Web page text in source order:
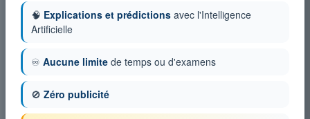
🧠 Explications et prédictions avec l'Intelligence
Artificielle
♾️ Aucune limite de temps ou d'examens
🚫 Zéro publicité